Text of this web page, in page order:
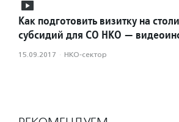
Как подготовить визитку на
субсидий для СО НКО —
15.09.2017 · НКО-сектор